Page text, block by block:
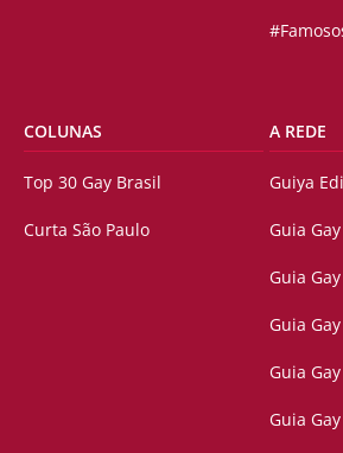
COLUNAS
Top 30 Gay Brasil
Curta São Paulo
A REDE
Guiya
Guia
Guia
Guia
Guia
Guia